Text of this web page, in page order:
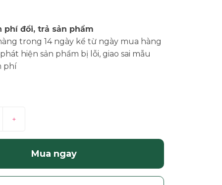
phí đổi, trả sản phẩm
trong 14 ngày kể từ ngày mua hàng
hiện sản phẩm bị lỗi, giao sai mẫu
phí
+
Mua ngay